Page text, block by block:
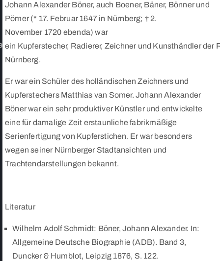
Johann Alexander Böner, auch Boener, Bäner, Bönner und
Pömer (* 17. Februar 1647 in Nürnberg; † 2.
November 1720 ebenda) war
ein Kupferstecher, Radierer, Zeichner und Kunsthändler der
Nürnberg.
Er war ein Schüler des holländischen Zeichners und
Kupferstechers Matthias van Somer. Johann Alexander
Böner war ein sehr produktiver Künstler und entwickelte
eine für damalige Zeit erstaunliche fabrikmäßige
Serienfertigung von Kupferstichen. Er war besonders
wegen seiner Nürnberger Stadtansichten und
Trachtendarstellungen bekannt.
Literatur
Wilhelm Adolf Schmidt: Böner, Johann Alexander. In:
Allgemeine Deutsche Biographie (ADB). Band 3,
Duncker & Humblot, Leipzig 1876, S. 122.